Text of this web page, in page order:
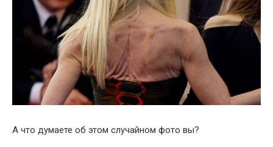
А что думаете об этом случайном фото вы?